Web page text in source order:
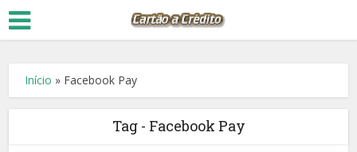
Início » Facebook Pay
Tag - Facebook Pay